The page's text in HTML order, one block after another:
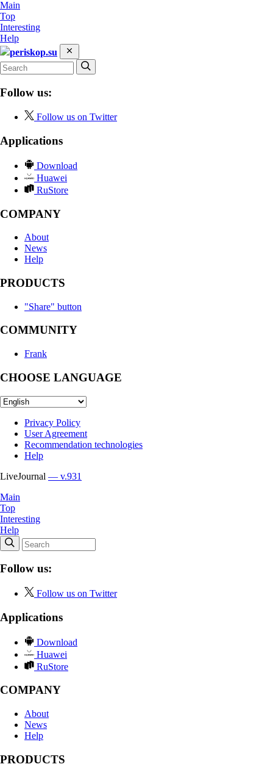
Main
Top
Interesting
Help
periskop.su
Follow us:
Follow us on Twitter
Applications
Download
Huawei
RuStore
COMPANY
About
News
Help
PRODUCTS
"Share" button
COMMUNITY
Frank
CHOOSE LANGUAGE
Privacy Policy
User Agreement
Recommendation technologies
Help
LiveJournal — v.931
Main
Top
Interesting
Help
Follow us:
Follow us on Twitter
Applications
Download
Huawei
RuStore
COMPANY
About
News
Help
PRODUCTS